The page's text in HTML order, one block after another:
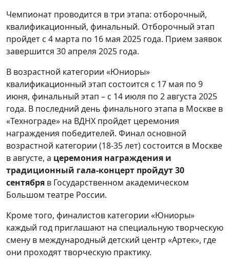
Чемпионат проводится в три этапа: отборочный,
квалификационный, финальный. Отборочный этап
пройдет с 4 марта по 16 мая 2025 года. Прием заявок
завершится 30 апреля 2025 года.
В возрастной категории «Юниоры»
квалификационный этап состоится с 17 мая по 9
июня, финальный этап – с 14 июля по 2 августа 2025
года. В последний день финального этапа в Москве в
«Технограде» на ВДНХ пройдет церемония
награждения победителей. Финал основной
возрастной категории (18-35 лет) состоится в Москве
в августе, а церемония награждения и
традиционный гала-концерт пройдут30
сентября в Государственном академическом
Большом театре России.
Кроме того, финалистов категории «Юниоры»
каждый год приглашают на специальную творческую
смену в международный детский центр «Артек», где
они проходят творческую практику.